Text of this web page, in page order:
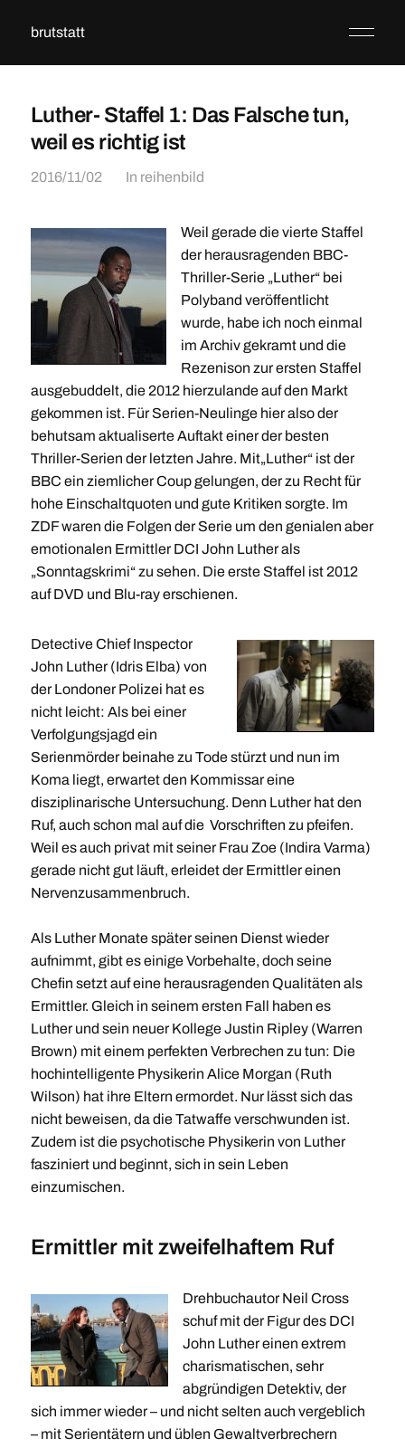
brutstatt
Luther- Staffel 1: Das Falsche tun,
weil es richtig ist
2016/11/02 In reihenbild
Weil gerade die vierte Staffel
der herausragenden BBC-
Thriller-Serie „Luther“ bei
Polyband veröffentlicht
wurde, habe ich noch einmal
im Archiv gekramt und die
Rezenison zur ersten Staffel
ausgebuddelt, die 2012 hierzulande auf den Markt
gekommen ist. Für Serien-Neulinge hier also der
behutsam aktualiserte Auftakt einer der besten
Thriller-Serien der letzten Jahre. Mit„Luther“ ist der
BBC ein ziemlicher Coup gelungen, der zu Recht für
hohe Einschaltquoten und gute Kritiken sorgte. Im
ZDF waren die Folgen der Serie um den genialen aber
emotionalen Ermittler DCI John Luther als
„Sonntagskrimi“ zu sehen. Die erste Staffel ist 2012
auf DVD und Blu-ray erschienen.
Detective Chief Inspector
John Luther (Idris Elba) von
der Londoner Polizei hat es
nicht leicht: Als bei einer
Verfolgungsjagd ein
Serienmörder beinahe zu Tode stürzt und nun im
Koma liegt, erwartet den Kommissar eine
disziplinarische Untersuchung. Denn Luther hat den
Ruf, auch schon mal auf die Vorschriften zu pfeifen.
Weil es auch privat mit seiner Frau Zoe (Indira Varma)
gerade nicht gut läuft, erleidet der Ermittler einen
Nervenzusammenbruch.
Als Luther Monate später seinen Dienst wieder
aufnimmt, gibt es einige Vorbehalte, doch seine
Chefin setzt auf eine herausragenden Qualitäten als
Ermittler. Gleich in seinem ersten Fall haben es
Luther und sein neuer Kollege Justin Ripley (Warren
Brown) mit einem perfekten Verbrechen zu tun: Die
hochintelligente Physikerin Alice Morgan (Ruth
Wilson) hat ihre Eltern ermordet. Nur lässt sich das
nicht beweisen, da die Tatwaffe verschwunden ist.
Zudem ist die psychotische Physikerin von Luther
fasziniert und beginnt, sich in sein Leben
einzumischen.
Ermittler mit zweifelhaftem Ruf
Drehbuchautor Neil Cross
schuf mit der Figur des DCI
John Luther einen extrem
charismatischen, sehr
abgründigen Detektiv, der
sich immer wieder – und nicht selten auch vergeblich
– mit Serientätern und üblen Gewaltverbrechern